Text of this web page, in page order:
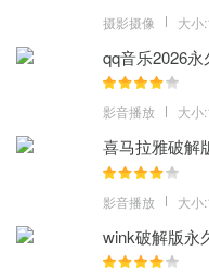
MD5：
SHA1：
摄影摄像 大小
qq音乐2026
影音播放 大小
喜马拉雅破解
影音播放 大小
wink破解版永